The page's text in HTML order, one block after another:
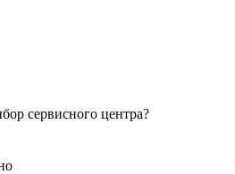
сервисного центра?